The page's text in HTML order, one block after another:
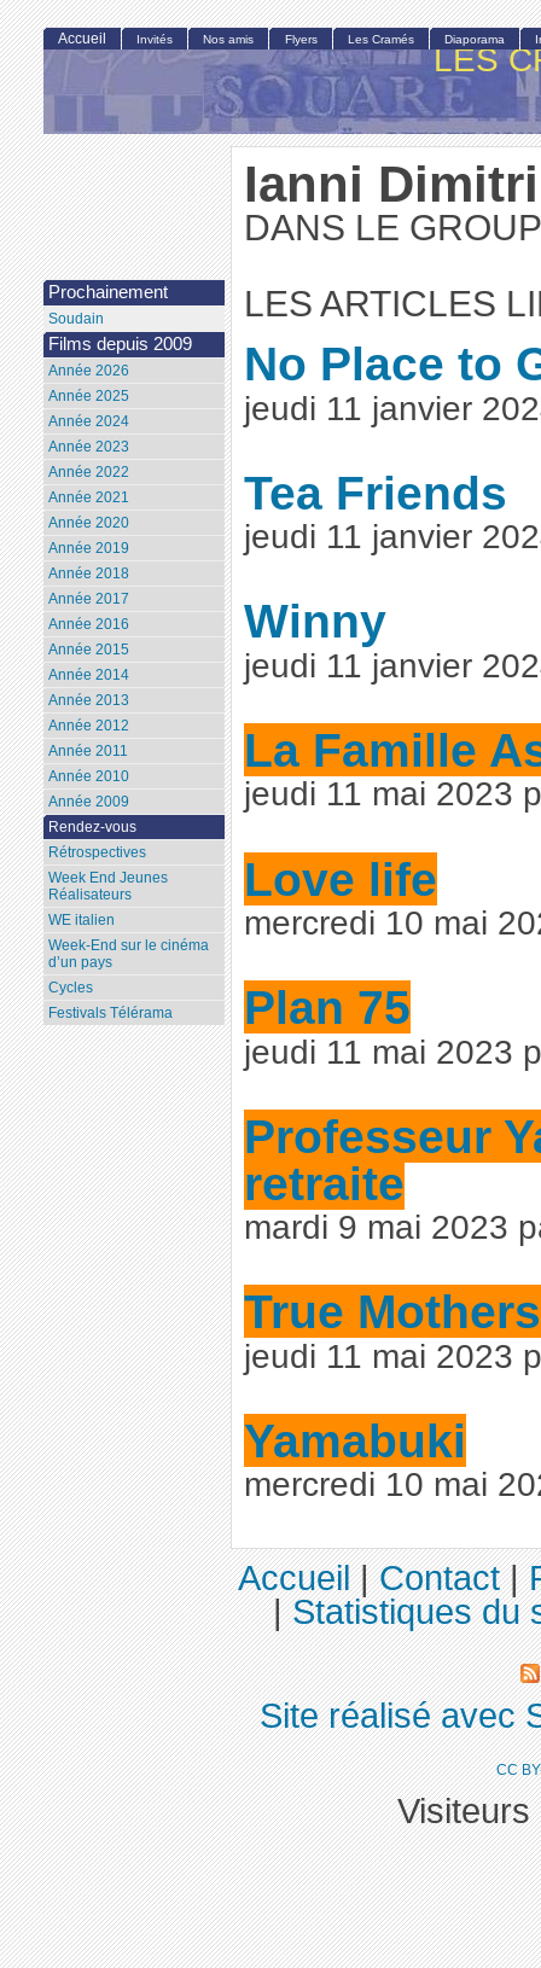
LES
Ianni Dimitri
DANS LE
LES ARTICLES
No Place to
jeudi 11 janvier
Tea Friends
jeudi 11 janvier
Winny
jeudi 11 janvier
La Famille
jeudi 11 mai 2023
Love life
mercredi 10 mai
Plan 75
jeudi 11 mai 2023
Professeur
retraite
mardi 9 mai 2023
True Mothers
jeudi 11 mai 2023
Yamabuki
mercredi 10 mai
Accueil Invités Nos amis Flyers Les Cramés Diaporama
Prochainement
Soudain
Films depuis 2009
Année 2026
Année 2025
Année 2024
Année 2023
Année 2022
Année 2021
Année 2020
Année 2019
Année 2018
Année 2017
Année 2016
Année 2015
Année 2014
Année 2013
Année 2012
Année 2011
Année 2010
Année 2009
Rendez-vous
Rétrospectives
Week End Jeunes
Réalisateurs
WE italien
Week-End sur le cinéma
d’un pays
Cycles
Festivals Télérama
Accueil|Contact|
|Statistiques du
Site réalisé avec
CC